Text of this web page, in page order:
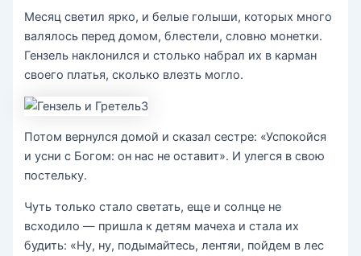
Месяц светил ярко, и белые голыши, которых много
валялось перед домом, блестели, словно монетки.
Гензель наклонился и столько набрал их в карман
своего платья, сколько влезть могло.
Потом вернулся домой и сказал сестре: «Успокойся
и усни с Богом: он нас не оставит». И улегся в свою
постельку.
Чуть только стало светать, еще и солнце не
всходило — пришла к детям мачеха и стала их
будить: «Ну, ну, подымайтесь, лентяи, пойдем в лес